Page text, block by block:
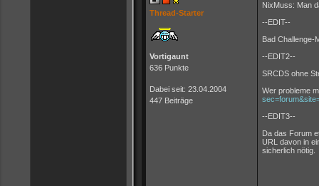
Thread-Starter
Vortigaunt
636 Punkte
Dabei seit: 23.04.2004
447 Beiträge
NixMuss: Man
--EDIT--
Bad Challenge-
--EDIT2--
SRCDS ohne
Wer probleme
--EDIT3--
Da das Forum
URL davon in
sicherlich nötig.